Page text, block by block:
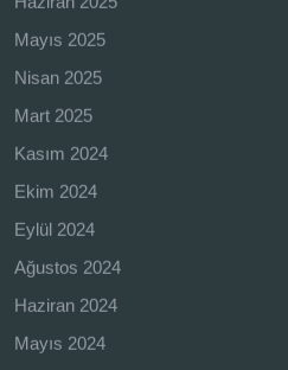
Mayıs 2025
Nisan 2025
Mart 2025
Kasım 2024
Ekim 2024
Eylül 2024
Ağustos 2024
Haziran 2024
Mayıs 2024